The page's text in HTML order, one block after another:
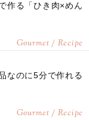
作る「ひき肉×めん
Gourmet / Recipe
なのに5分で作れる
Gourmet / Recipe